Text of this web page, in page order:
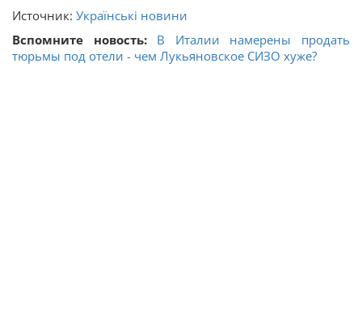
Источник: Українські новини
Вспомните новость: В Италии намерены продать
тюрьмы под отели - чем Лукьяновское СИЗО хуже?